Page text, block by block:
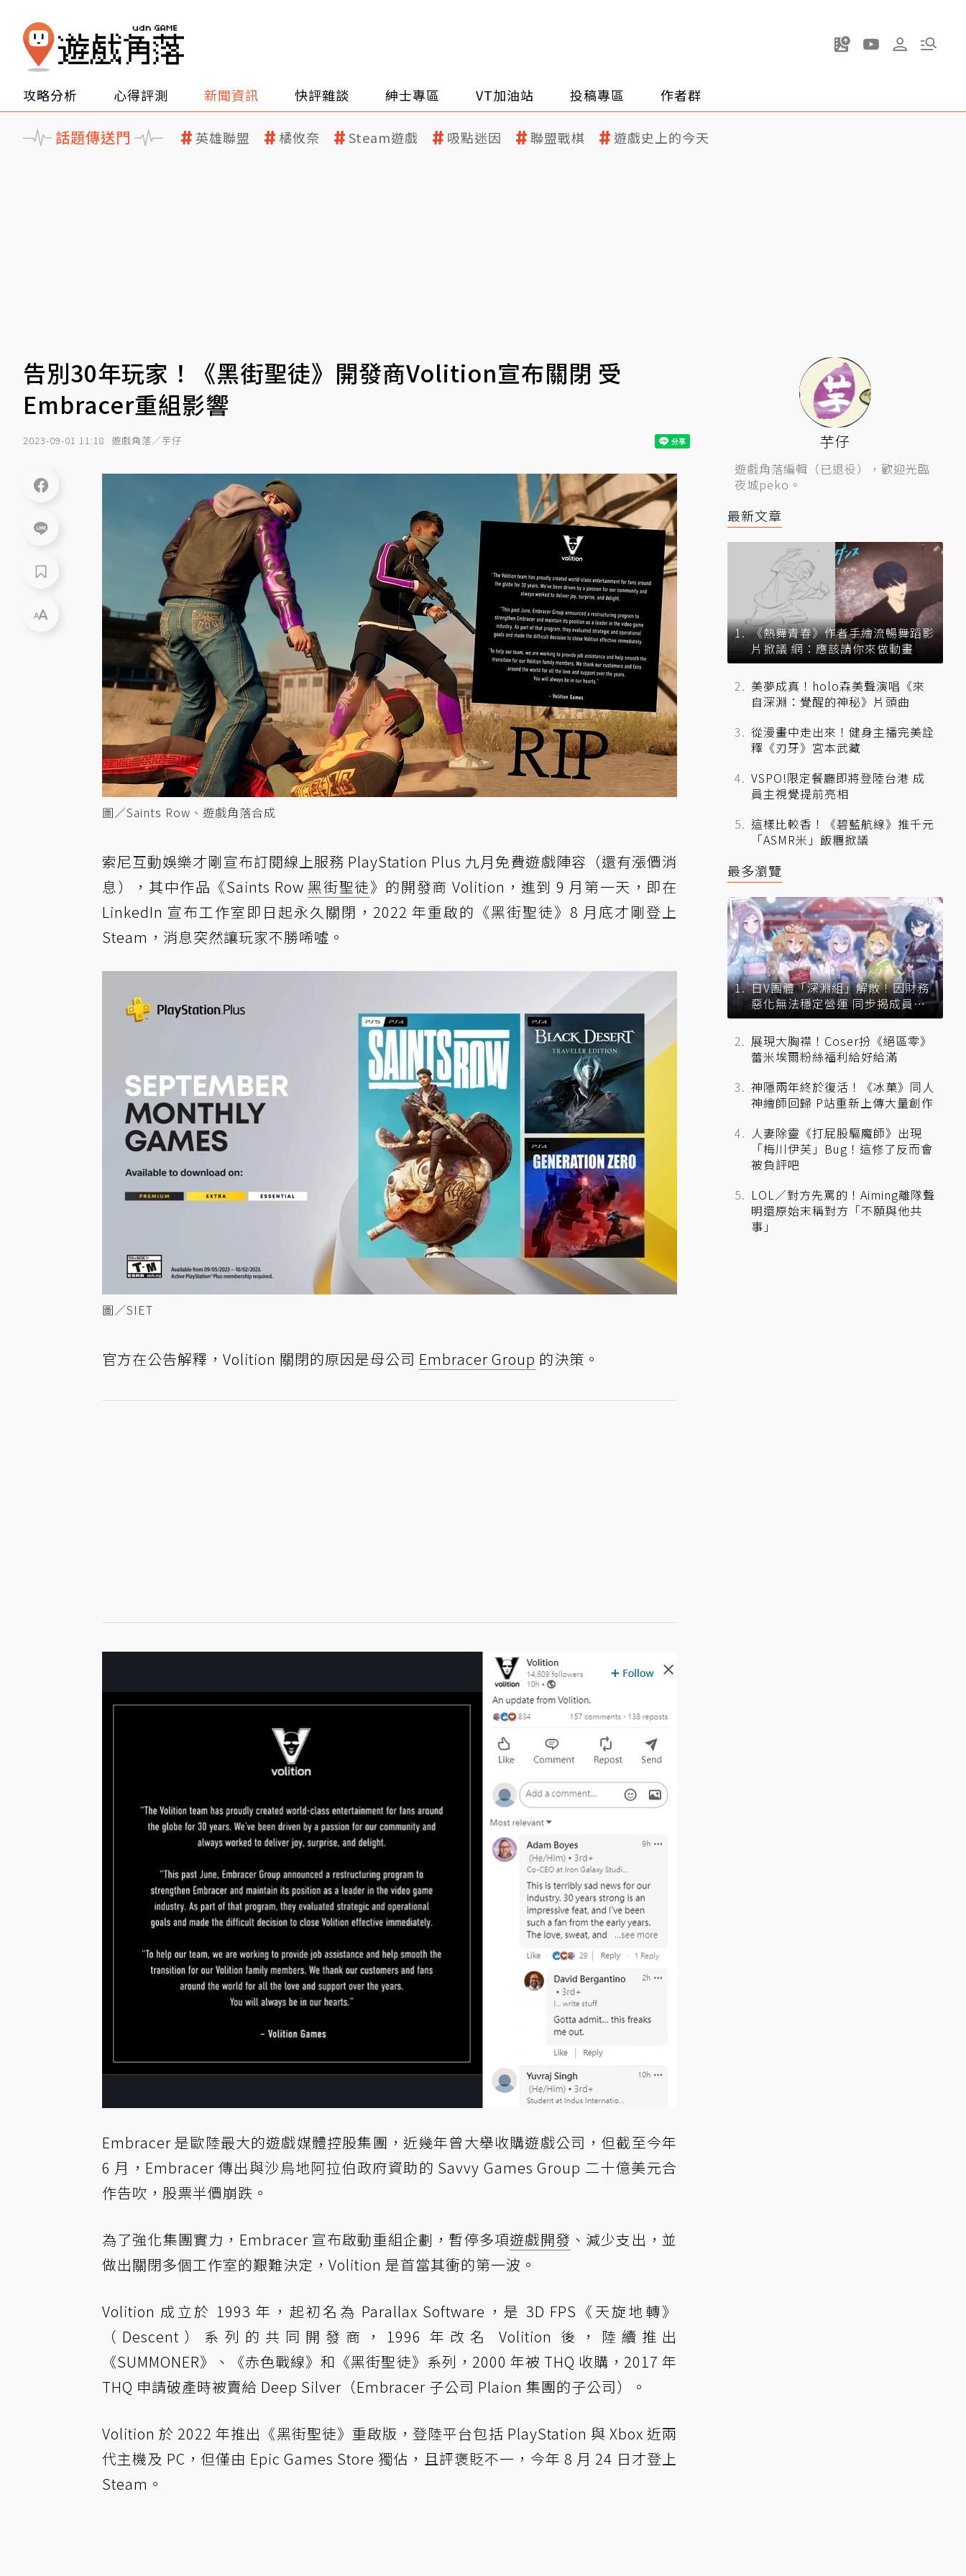
攻略分析 心得評測 新聞資訊 快評雜談 紳士專區 VT加油站 投稿專區 作者群
話題傳送門 英雄聯盟 橘攸奈 Steam遊戲 吸點迷因 聯盟戰棋 遊戲史上的今天
告別30年玩家！《黑街聖徒》開發商Volition宣布關閉 受
Embracer重組影響
2023-09-01 11:18 遊戲角落／芋仔
圖／Saints Row、遊戲角落合成
索尼互動娛樂才剛宣布訂閱線上服務 PlayStation Plus 九月免費遊戲陣容（還有漲價消
息），其中作品《Saints Row黑街聖徒》的開發商 Volition，進到 9 月第一天，即在
LinkedIn 宣布工作室即日起永久關閉，2022 年重啟的《黑街聖徒》8 月底才剛登上
Steam，消息突然讓玩家不勝唏噓。
圖／SIET
官方在公告解釋，Volition 關閉的原因是母公司 Embracer Group 的決策。
Embracer 是歐陸最大的遊戲媒體控股集團，近幾年曾大舉收購遊戲公司，但截至今年
6 月，Embracer 傳出與沙烏地阿拉伯政府資助的 Savvy Games Group 二十億美元合
作告吹，股票半價崩跌。
為了強化集團實力，Embracer 宣布啟動重組企劃，暫停多項遊戲開發 、減少支出，並
做出關閉多個工作室的艱難決定，Volition 是首當其衝的第一波。
Volition 成立於 1993 年，起初名為 Parallax Software，是 3D FPS《天旋地轉》
（Descent）系列的共同開發商，1996 年改名 Volition 後，陸續推出
《SUMMONER》、《赤色戰線》和《黑街聖徒》系列，2000 年被 THQ 收購，2017 年
THQ 申請破產時被賣給 Deep Silver（Embracer 子公司 Plaion 集團的子公司）。
Volition 於 2022 年推出《黑街聖徒》重啟版，登陸平台包括 PlayStation 與 Xbox 近兩
代主機及 PC，但僅由 Epic Games Store 獨佔，且評褒貶不一，今年 8 月 24 日才登上
Steam。
芋仔
遊戲角落編輯（已退役），歡迎光臨
夜城peko。
最新文章
《熱舞青春》作者手繪流暢舞蹈影
片掀議 網：應該請你來做動畫
美夢成真！holo森美聲演唱《來
自深淵：覺醒的神秘》片頭曲
從漫畫中走出來！健身主播完美詮
釋《刃牙》宮本武藏
VSPO!限定餐廳即將登陸台港 成
員主視覺提前亮相
這樣比較香！《碧藍航線》推千元
「ASMR米」飯糰掀議
最多瀏覽
日V團體「深淵組」解散！因財務
惡化無法穩定營運 同步揭成員未
來去向
展現大胸襟！Coser扮《絕區零》
蕾米埃爾粉絲福利給好給滿
神隱兩年終於復活！《冰菓》同人
神繪師回歸 P站重新上傳大量創作
人妻除靈《打屁股驅魔師》出現
「梅川伊芙」Bug！這修了反而會
被負評吧
LOL／對方先罵的！Aiming離隊聲
明還原始末稱對方「不願與他共
事」